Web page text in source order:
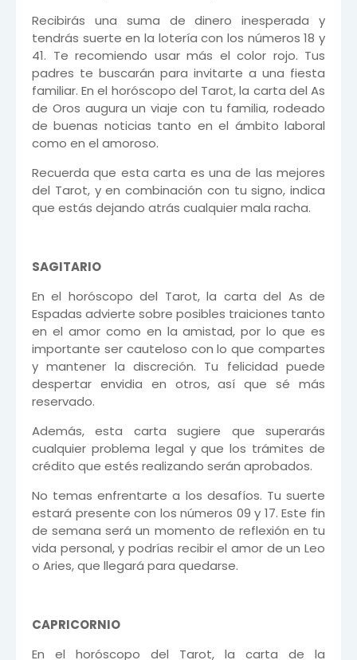
Recibirás una suma de dinero inesperada y
tendrás suerte en la lotería con los números 18 y
41. Te recomiendo usar más el color rojo. Tus
padres te buscarán para invitarte a una fiesta
familiar. En el horóscopo del Tarot, la carta del As
de Oros augura un viaje con tu familia, rodeado
de buenas noticias tanto en el ámbito laboral
como en el amoroso.
Recuerda que esta carta es una de las mejores
del Tarot, y en combinación con tu signo, indica
que estás dejando atrás cualquier mala racha.
SAGITARIO
En el horóscopo del Tarot, la carta del As de
Espadas advierte sobre posibles traiciones tanto
en el amor como en la amistad, por lo que es
importante ser cauteloso con lo que compartes
y mantener la discreción. Tu felicidad puede
despertar envidia en otros, así que sé más
reservado.
Además, esta carta sugiere que superarás
cualquier problema legal y que los trámites de
crédito que estés realizando serán aprobados.
No temas enfrentarte a los desafíos. Tu suerte
estará presente con los números 09 y 17. Este fin
de semana será un momento de reflexión en tu
vida personal, y podrías recibir el amor de un Leo
o Aries, que llegará para quedarse.
CAPRICORNIO
En el horóscopo del Tarot, la carta de la